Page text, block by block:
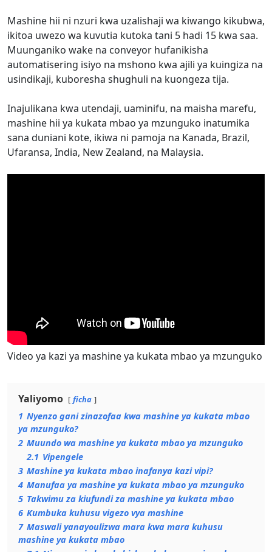
Mashine hii ni nzuri kwa uzalishaji wa kiwango kikubwa,
ikitoa uwezo wa kuvutia kutoka tani 5 hadi 15 kwa saa.
Muunganiko wake na conveyor hufanikisha
automatisering isiyo na mshono kwa ajili ya kuingiza na
usindikaji, kuboresha shughuli na kuongeza tija.
Inajulikana kwa utendaji, uaminifu, na maisha marefu,
mashine hii ya kukata mbao ya mzunguko inatumika
sana duniani kote, ikiwa ni pamoja na Kanada, Brazil,
Ufaransa, India, New Zealand, na Malaysia.
Video ya kazi ya mashine ya kukata mbao ya mzunguko
Yaliyomo ficha
1 Nyenzo gani zinazofaa kwa mashine ya kukata mbao
ya mzunguko?
2 Muundo wa mashine ya kukata mbao ya mzunguko
2.1 Vipengele
3 Mashine ya kukata mbao inafanya kazi vipi?
4 Manufaa ya mashine ya kukata mbao ya mzunguko
5 Takwimu za kiufundi za mashine ya kukata mbao
6 Kumbuka kuhusu vigezo vya mashine
7 Maswali yanayoulizwa mara kwa mara kuhusu
mashine ya kukata mbao